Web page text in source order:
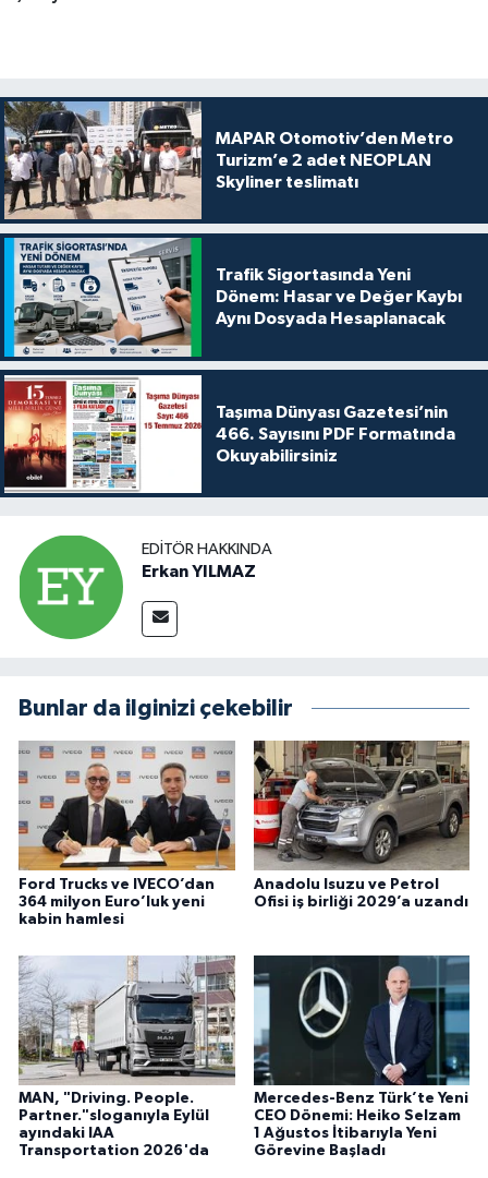
MAPAR Otomotiv’den Metro
Turizm’e 2 adet NEOPLAN
Skyliner teslimatı
Trafik Sigortasında Yeni
Dönem: Hasar ve Değer Kaybı
Aynı Dosyada Hesaplanacak
Taşıma Dünyası Gazetesi’nin
466. Sayısını PDF Formatında
Okuyabilirsiniz
EDITÖR HAKKINDA
Erkan YILMAZ
Bunlar da ilginizi çekebilir
Ford Trucks ve IVECO’dan
364 milyon Euro’luk yeni
kabin hamlesi
Anadolu Isuzu ve Petrol
Ofisi iş birliği 2029’a uzandı
MAN, "Driving. People.
Partner."sloganıyla Eylül
ayındaki IAA
Transportation 2026'da
Mercedes-Benz Türk’te Yeni
CEO Dönemi: Heiko Selzam
1 Ağustos İtibarıyla Yeni
Görevine Başladı